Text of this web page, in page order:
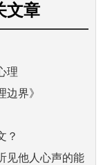
文章
理
边界》
？
见他人心声的能